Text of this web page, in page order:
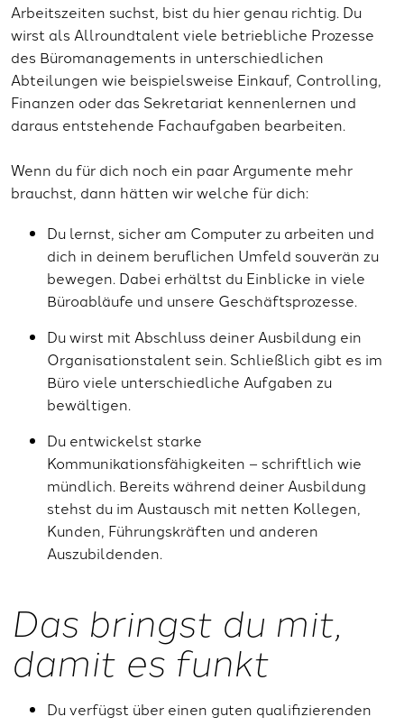
Arbeitszeiten suchst, bist du hier genau richtig. Du
wirst als Allroundtalent viele betriebliche Prozesse
des Büromanagements in unterschiedlichen
Abteilungen wie beispielsweise Einkauf, Controlling,
Finanzen oder das Sekretariat kennenlernen und
daraus entstehende Fachaufgaben bearbeiten.
Wenn du für dich noch ein paar Argumente mehr
brauchst, dann hätten wir welche für dich:
Du lernst, sicher am Computer zu arbeiten und
dich in deinem beruflichen Umfeld souverän zu
bewegen. Dabei erhältst du Einblicke in viele
Büroabläufe und unsere Geschäftsprozesse.
Du wirst mit Abschluss deiner Ausbildung ein
Organisationstalent sein. Schließlich gibt es im
Büro viele unterschiedliche Aufgaben zu
bewältigen.
Du entwickelst starke
Kommunikationsfähigkeiten – schriftlich wie
mündlich. Bereits während deiner Ausbildung
stehst du im Austausch mit netten Kollegen,
Kunden, Führungskräften und anderen
Auszubildenden.
Das bringst du mit,
damit es funkt
Du verfügst über einen guten qualifizierenden